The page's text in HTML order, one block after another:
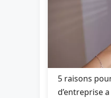
5 raisons
d’entreprise